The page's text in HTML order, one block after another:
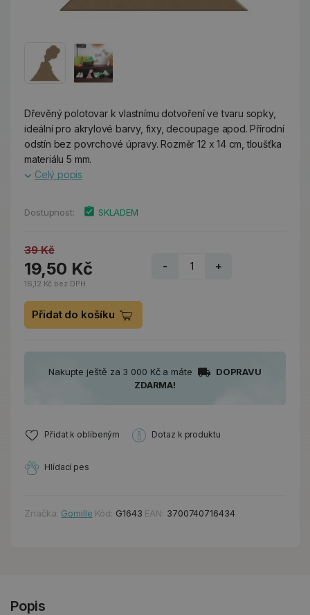
Dřevěný polotovar k vlastnímu dotvoření ve tvaru sopky,
ideální pro akrylové barvy, fixy, decoupage apod. Přírodní
odstín bez povrchové úpravy. Rozměr 12 x 14 cm, tloušťka
materiálu 5 mm.
Celý popis
Dostupnost: SKLADEM
39 Kč
19,50 Kč
16,12 Kč bez DPH
- +
Přidat do košíku
Nakupte ještě za 3 000 Kč a máte
DOPRAVU
ZDARMA!
Přidat k oblíbeným Dotaz k produktu
Hlídací pes
Značka: Gomille Kód: G1643 EAN: 3700740716434
Popis